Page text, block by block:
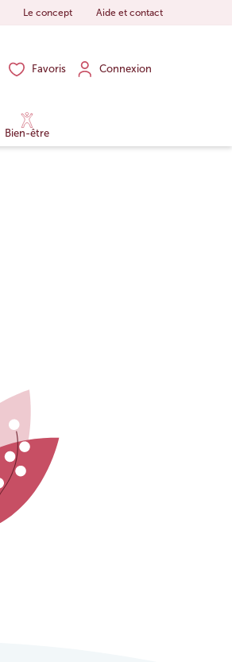
Le concept Aide et contact
Favoris Connexion
Bien-être